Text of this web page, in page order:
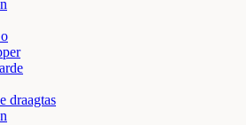
draagtas